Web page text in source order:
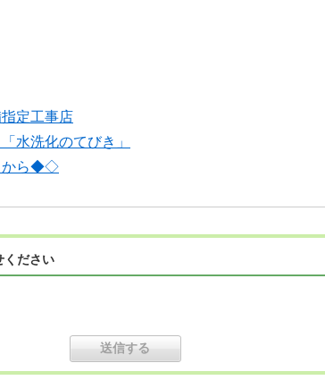
定工事店
水洗化のてびき」
から◆◇
ください